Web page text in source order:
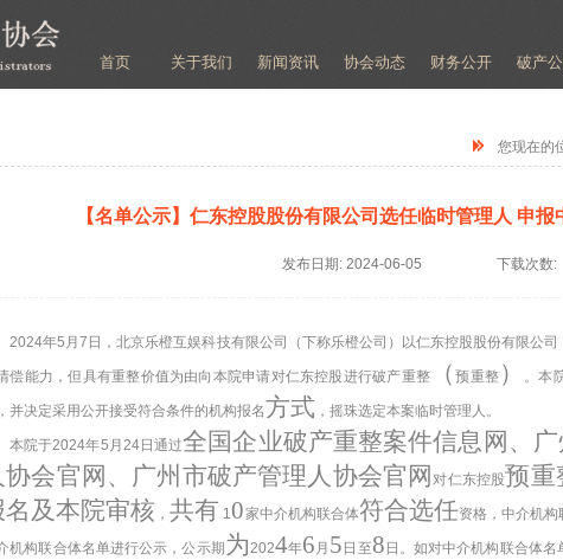
首页 关于我们 新闻资讯 协会动态 财务公开 破产
您现在的
【名单公示】仁东控股股份有限公司选任临时管理人 申
发布日期: 2024-06-05 下载次数:
2024年5 月7 日，北京乐橙互娱科技有限公司 （下称乐橙公司）以仁东控股股份有限公司
偿能力，但具有重整价值为由向本院申请对仁东控股进行破产重整 （预重整 ） 。本
并决定采用公开接受符合条件的机构报名方式 ，摇珠选定本案临时管理人。
本院于2024年5 月 24日通过全国企业破产重整案件信息网、
协会官网、广州市破产管理人协会官网对仁东控股预重
名及本院审核 ，共有 10家中介机构联合体符合选任资格，中介机
机构联合体名单进行公示，公示期 为2024年6 月 5 日至8 日。如对中介机构联合体